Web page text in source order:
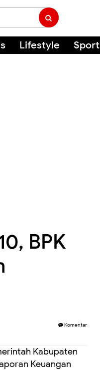
Lifestyle Sport
BPK
Komentar
Kabupaten
Keuangan